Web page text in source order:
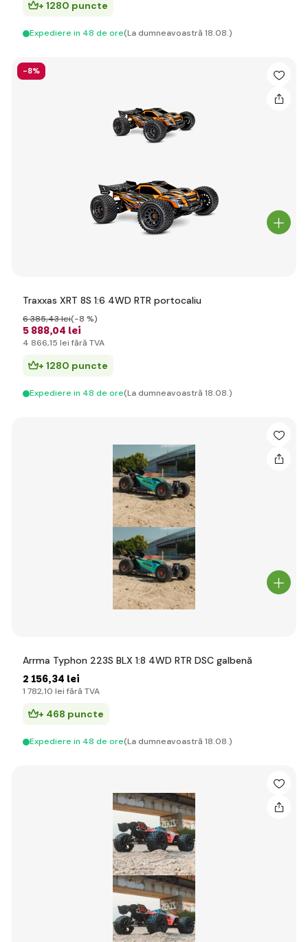
+ 1280 puncte
Expediere in 48 de ore(La dumneavoastră 18.08.)
-8%
Traxxas XRT 8S 1:6 4WD RTR portocaliu
5 888,04 lei
6 385,43 lei(-8 %)
4 866,15 lei fără TVA
+ 1280 puncte
Expediere in 48 de ore(La dumneavoastră 18.08.)
Arrma Typhon 223S BLX 1:8 4WD RTR DSC galbenă
2 156,34 lei
1 782,10 lei fără TVA
+ 468 puncte
Expediere in 48 de ore(La dumneavoastră 18.08.)